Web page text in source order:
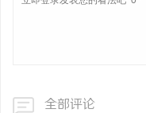
全部评论